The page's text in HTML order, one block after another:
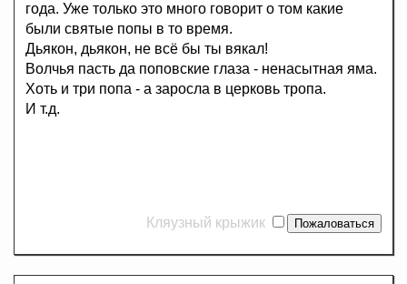
года. Уже только это много говорит о том какие
были святые попы в то время.
Дьякон, дьякон, не всё бы ты вякал!
Волчья пасть да поповские глаза - ненасытная яма.
Хоть и три попа - а заросла в церковь тропа.
И т.д.
Кляузный крыжик